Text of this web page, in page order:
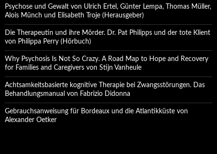
Psychose und Gewalt von Ulrich Ertel, Günter Lempa, Thomas Müller,
Alois Münch und Elisabeth Troje (Herausgeber)
Die Therapeutin und ihre Mörder. Dr. Pat Philipps und der tote Klient
von Philippa Perry (Hörbuch)
Why Psychosis Is Not So Crazy. A Road Map to Hope and Recovery
for Families and Caregivers von Stijn Vanheule
Achtsamkeitsbasierte kognitive Therapie bei Zwangsstörungen. Das
Behandlungsmanual von Fabrizio Didonna
Gebrauchsanweisung für Bordeaux und die Atlantikküste von
Alexander Oetker